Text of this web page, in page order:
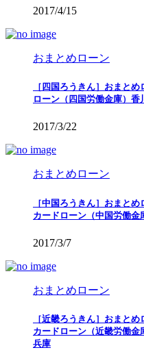
2017/4/15
おまとめローン
［四国ろうきん］おまと
ローン（四国労働金庫）
2017/3/22
おまとめローン
［中国ろうきん］おまと
カードローン（中国労働
2017/3/7
おまとめローン
［近畿ろうきん］おまと
カードローン（近畿労働金
兵庫